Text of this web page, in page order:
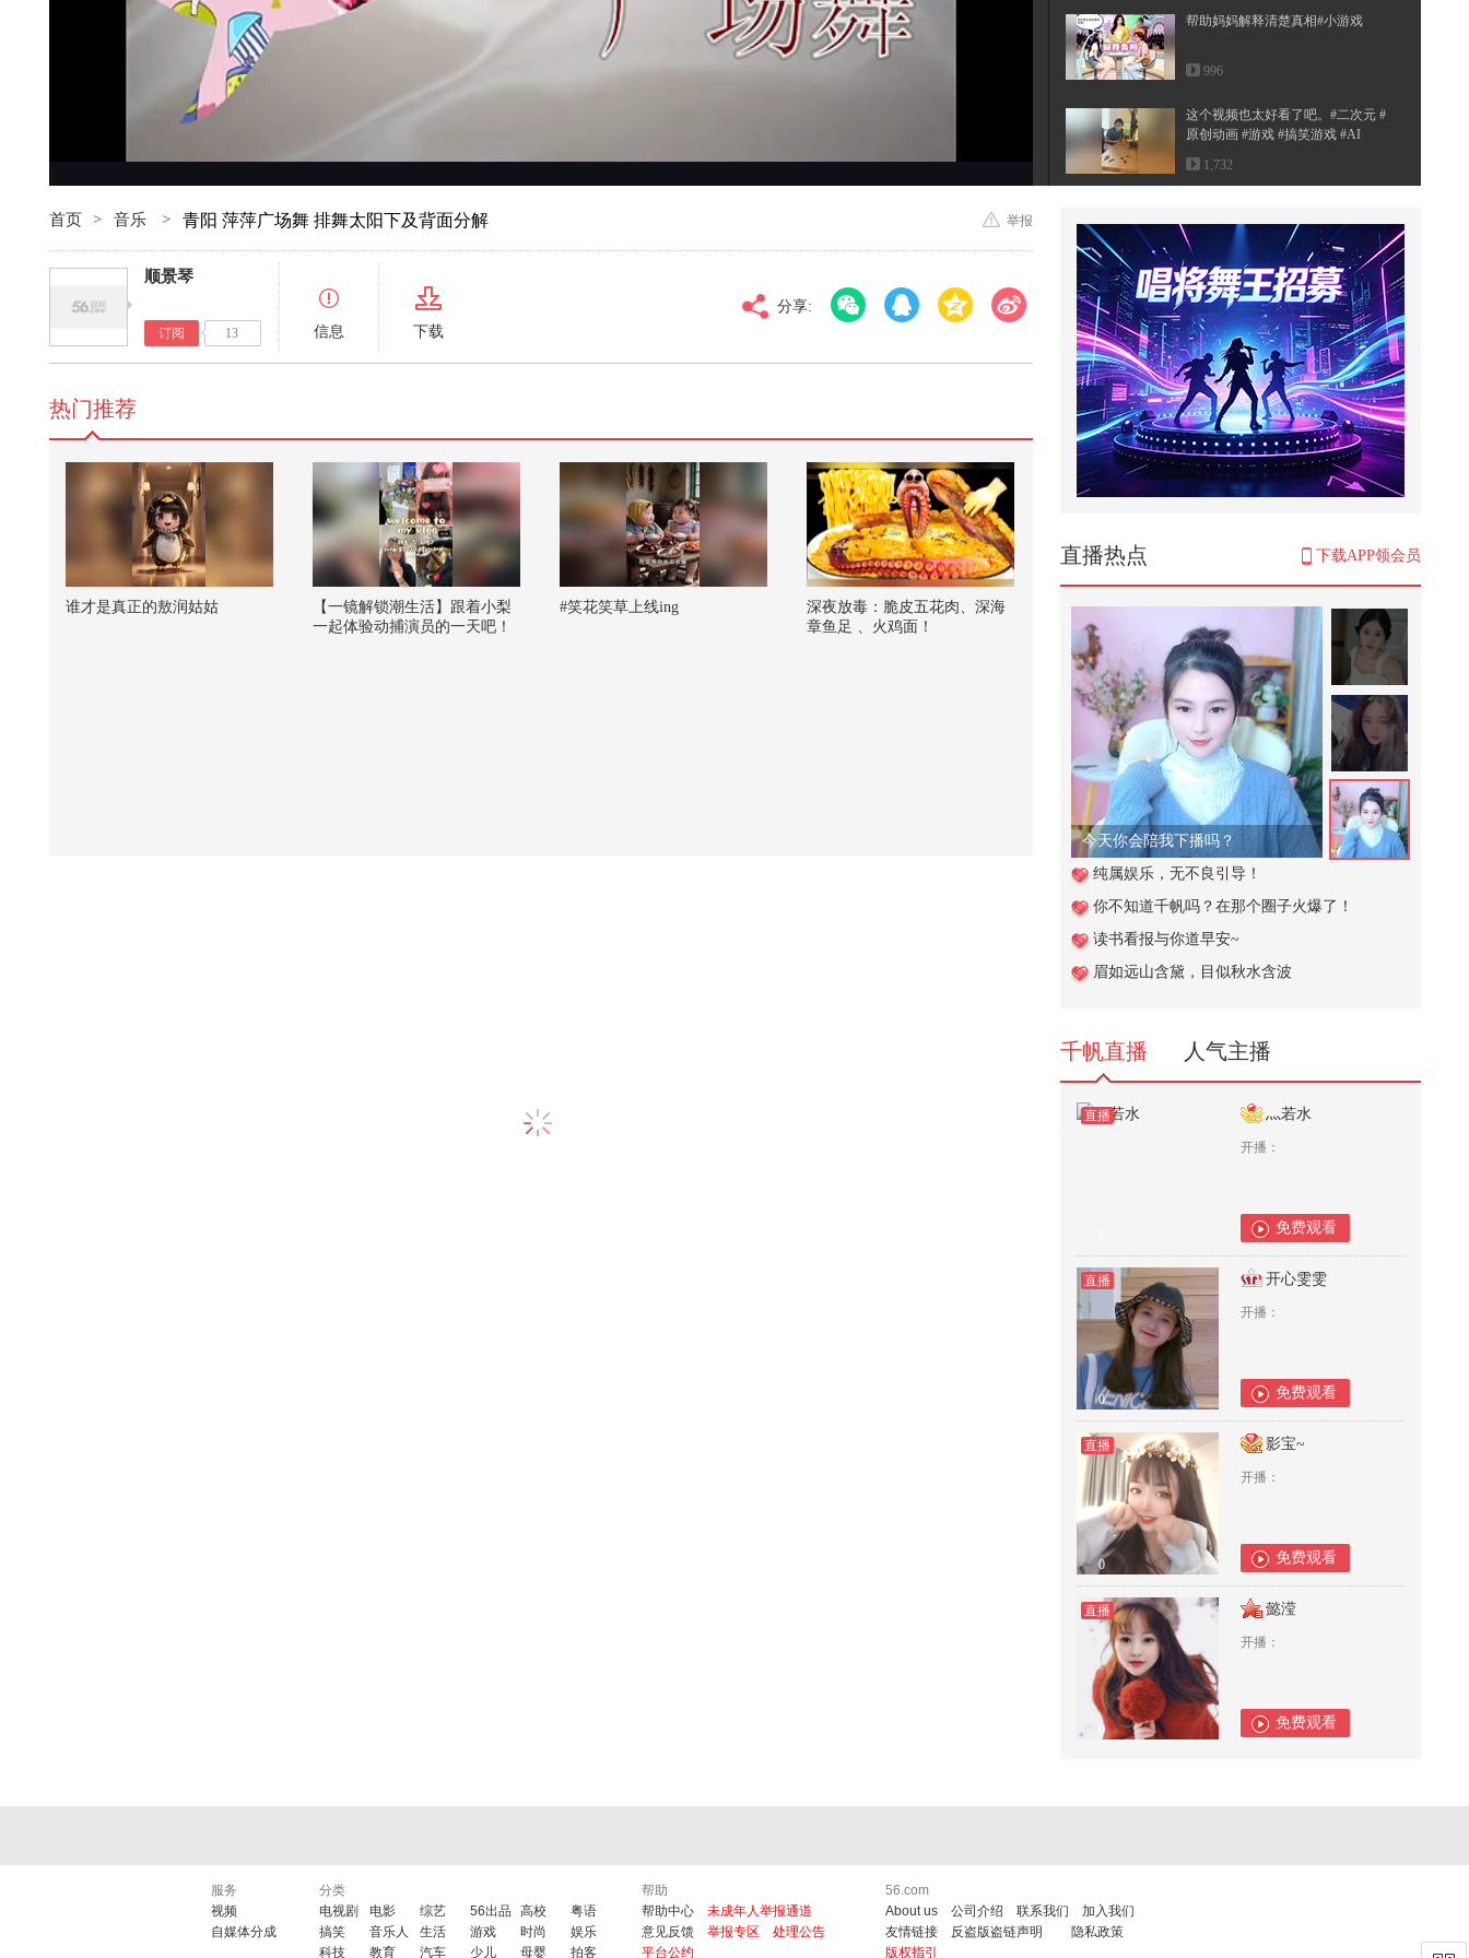
对比度 100
帮助妈妈解释清楚真相#小游戏
996
这个视频也太好看了吧。#二次元 #
原创动画 #游戏 #搞笑游戏 #AI
1,732
3,308
有桂
8,554
这个视频也太好看了吧。#二次元 #
原创动画 #游戏 #搞笑游戏 #AI
639
冯小刚三顾茅庐请他出山救场、张
谁懂青春期的男生有多能吃@搞笑
狐 @80后小芳 @小狐 @张朝阳
922
当端午节遇见高尔夫
2,550
这个视频也太好看了吧。#二次元 #
原创动画 #游戏 #搞笑游戏 #AI
2,665
#文化有时节
2,321
神医华佗到底是不是曹操所害？我
们今天都用华佗在世，
首页 > 音乐 > 青阳 萍萍广场舞 排舞太阳下及背面分解 举报
顺景琴
订阅 13 信息 下载
分享:
直播热点 下载APP领会员
腻腻在线点歌台
纯属娱乐，无不良引导！
你不知道千帆吗？在那个圈子火爆了！
读书看报与你道早安~
眉如远山含黛，目似秋水含波
千帆直播 人气主播
直播 灬若水
开播：
免费观看
直播
0
开心雯雯
开播：
免费观看
直播
0
影宝~
开播：
免费观看
直播
0
懿滢
开播：
免费观看
热门推荐
谁才是真正的敖润姑姑
【一镜解锁潮生活】跟着小梨
一起体验动捕演员的一天吧！
#笑花笑草上线ing
深夜放毒：脆皮五花肉、深海
章鱼足 、火鸡面！
服务
视频
自媒体分成
分类
电视剧
电影 综艺 56出品 高校
粤语
搞笑
音乐人 生活 游戏 时尚
娱乐
科技
教育 汽车 少儿 母婴 拍客
帮助
帮助中心
未成年人举报通道
意见反馈
举报专区
处理公告
平台公约
56.com
About us
公司介绍 联系我们
加入我们
友情链接
反盗版盗链声明
隐私政策
版权指引